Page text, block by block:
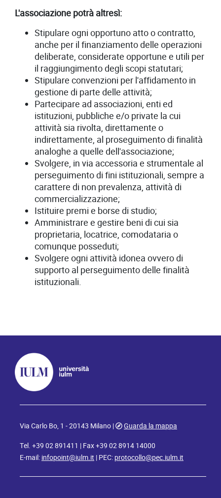
L'associazione potrà altresì:
Stipulare ogni opportuno atto o contratto,
anche per il finanziamento delle operazioni
deliberate, considerate opportune e utili per
il raggiungimento degli scopi statutari;
Stipulare convenzioni per l'affidamento in
gestione di parte delle attività;
Partecipare ad associazioni, enti ed
istituzioni, pubbliche e/o private la cui
attività sia rivolta, direttamente o
indirettamente, al proseguimento di finalità
analoghe a quelle dell'associazione;
Svolgere, in via accessoria e strumentale al
perseguimento di fini istituzionali, sempre a
carattere di non prevalenza, attività di
commercializzazione;
Istituire premi e borse di studio;
Amministrare e gestire beni di cui sia
proprietaria, locatrice, comodataria o
comunque posseduti;
Svolgere ogni attività idonea ovvero di
supporto al perseguimento delle finalità
istituzionali.
Via Carlo Bo, 1 - 20143 Milano |
Guarda la mappa
Tel. +39 02 891411 | Fax +39 02 8914 14000
E-mail: infopoint@iulm.it | PEC: protocollo@pec.iulm.it